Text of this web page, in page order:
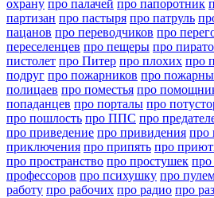
охрану про палачей про папоротник
партизан про пастыря про патруль
пацанов про переводчиков про
переселенцев про пещеры про
пистолет про Питер про плохих про
подруг про пожарников про
полицаев про поместья про
попаданцев про порталы про
про пошлость про ППС про
про приведение про привидения про
приключения про припять про
про пространство про простушек про
профессоров про психушку про
работу про рабочих про радио про